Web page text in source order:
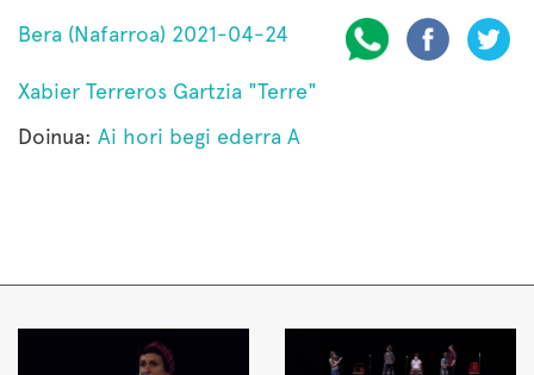
Bera (Nafarroa) 2021-04-24
Xabier Terreros Gartzia "Terre"
Doinua: Ai hori begi ederra A